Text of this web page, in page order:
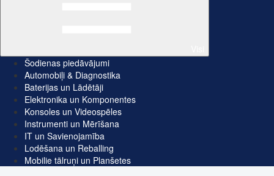
Šodienas piedāvājumi
Automobiļi & Diagnostika
Baterijas un Lādētāji
Elektronika un Komponentes
Konsoles un Videospēles
Instrumenti un Mērīšana
IT un Savienojamība
Lodēšana un Reballing
Mobilie tālruņi un Planšetes